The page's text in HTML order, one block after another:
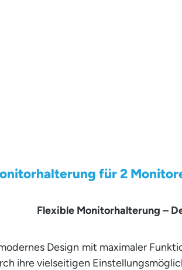
für 2
Flexible Monitorhalterung –
Design mit maximaler
ihre vielseitigen